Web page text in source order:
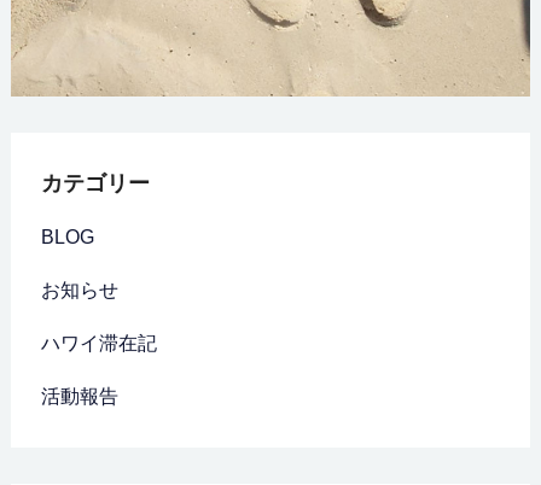
カテゴリー
BLOG
お知らせ
ハワイ滞在記
活動報告